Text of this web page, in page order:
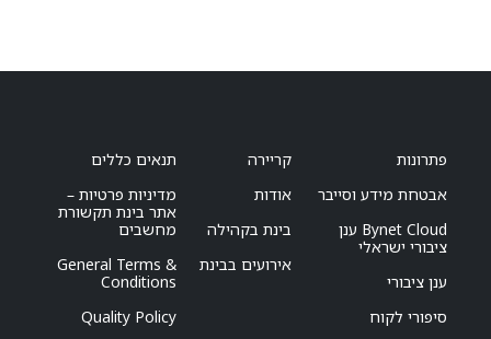
פתרונות
אבטחת מידע וסייבר
Bynet Cloud ענן
ציבורי ישראלי
ענן ציבורי
סיפורי לקוח
קריירה
אודות
בינת בקהילה
אירועים בבינת
תנאים כללים
מדיניות פרטיות –
אתר בינת תקשורת
מחשבים
General Terms &
Conditions
Quality Policy